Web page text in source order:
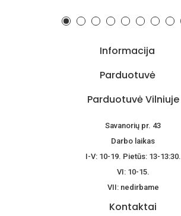
Informacija
Parduotuvė
Parduotuvė Vilniuje
Savanorių pr. 43
Darbo laikas
I-V: 10-19. Pietūs: 13-13:30.
VI: 10-15.
VII: nedirbame
Kontaktai